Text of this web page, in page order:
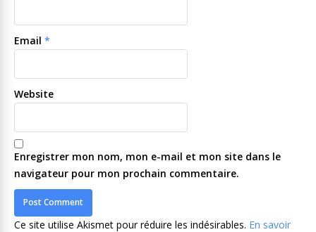
Email *
Website
Enregistrer mon nom, mon e-mail et mon site dans le
navigateur pour mon prochain commentaire.
Ce site utilise Akismet pour réduire les indésirables. En savoir